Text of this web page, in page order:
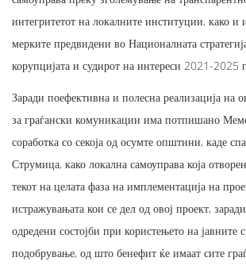
интегритетот на локалните институции, како и
мерките предвидени во Националната
корупцијата и судирот на интереси 2021-2025
Заради поефективна и полесна реализација на
за граѓански комуникации има потпишано
соработка со секоја од осумте општини, каде
Струмица, како локална самоуправа која
текот на целата фаза на имплементација на
истражувањата кои се дел од овој проект,
одредени состојби при користењето на јавните
подобрување, од што бенефит ќе имаат сите